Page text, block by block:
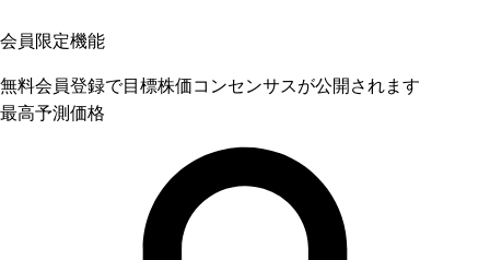
会員限定機能
無料会員登録で目標株価コンセンサスが公開されます
最高予測価格